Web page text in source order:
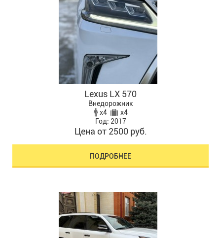
Lexus LX 570
Внедорожник
x4
x4
Год: 2017
Цена от 2500 руб.
ПОДРОБНЕЕ